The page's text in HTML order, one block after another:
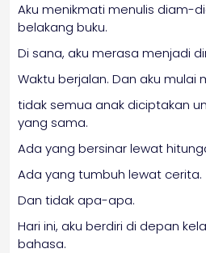
Aku menikmati menulis diam-
belakang buku.
Di sana, aku merasa menjadi
Waktu berjalan. Dan aku mulai
tidak semua anak diciptakan
yang sama.
Ada yang bersinar lewat
Ada yang tumbuh lewat cerita.
Dan tidak apa-apa.
Hari ini, aku berdiri di depan
bahasa.